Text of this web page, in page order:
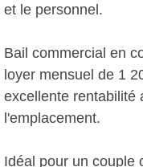
et le personnel.
Bail commercial en
loyer mensuel de 1
excellente rentabilité
l'emplacement.
Idéal pour un couple